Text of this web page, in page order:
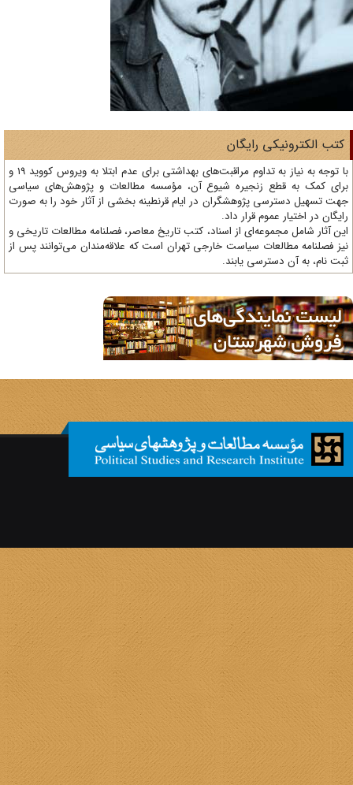
الکترونیکی رایگان
با توجه به نیاز به تداوم مراقبت‌های بهداشتی برای عدم ابتلا به ویروس کووید 19 و
کمک به قطع زنجیره شیوع آن، مؤسسه مطالعات و پژوهش‌های سیاسی
تسهیل دسترسی پژوهشگران در ایام قرنطینه بخشی از آثار خود را به صورت
در اختیار عموم قرار داد.
آثار شامل مجموعه‌ای از اسناد، کتب تاریخ معاصر، فصلنامه‌ مطالعات تاریخی و
فصلنامه مطالعات سیاست خارجی تهران است که علاقه‌مندان می‌توانند پس از
نام، به آن دسترسی یابند.